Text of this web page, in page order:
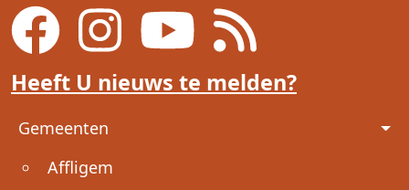
Heeft U nieuws te melden?
Voet
Gemeenten
Affligem